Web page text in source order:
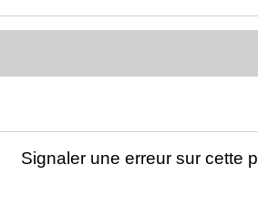
Signaler une erreur sur cette